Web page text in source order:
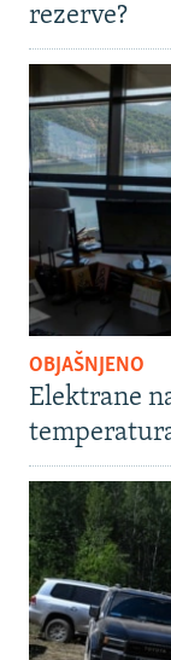
rezerve?
OBJAŠNJENO
Elektrane